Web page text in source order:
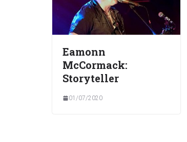
Eamonn
McCormack:
Storyteller
01/07/2020